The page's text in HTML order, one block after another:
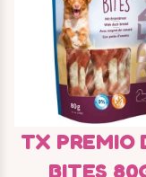
TX PREMIO
BITES